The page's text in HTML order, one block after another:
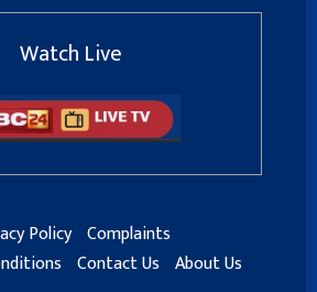
Watch Live
Policy Complaints
Contact Us About Us